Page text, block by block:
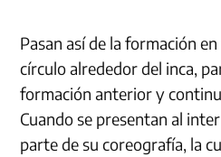
Pasan así de la formación
círculo alrededor del inca,
formación anterior y
Cuando se presentan al
parte de su coreografía, la